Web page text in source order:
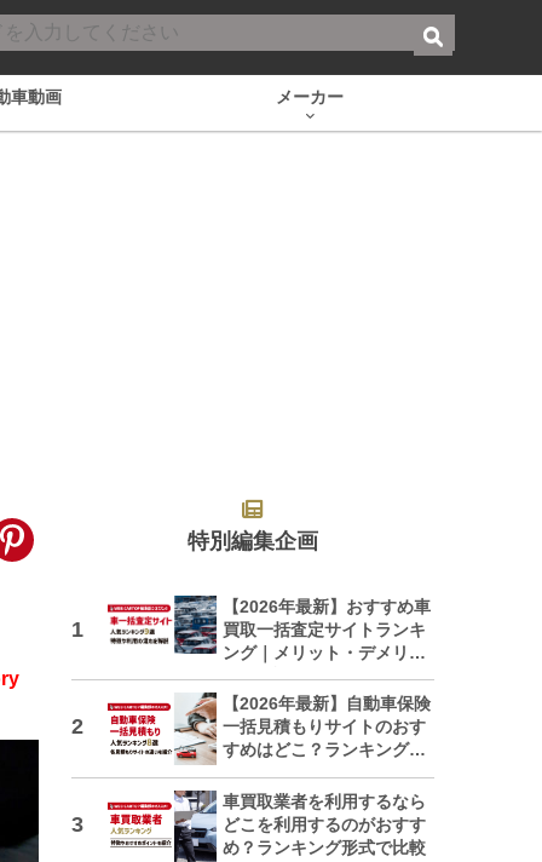
車動画 メーカー
特別編集企画
【2026年最新】おすすめ車
買取一括査定サイトランキ
ング｜メリット・デメリッ
トも解説
【2026年最新】自動車保険
一括見積もりサイトのおす
すめはどこ？ランキングで
車買取業者を利用するなら
どこを利用するのがおすす
め？ランキング形式で比較